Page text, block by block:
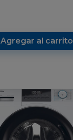
Agregar al carrito